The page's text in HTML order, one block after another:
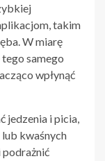
takim
W miarę
samego
wpłynąć
jedzenia i picia,
lub kwaśnych